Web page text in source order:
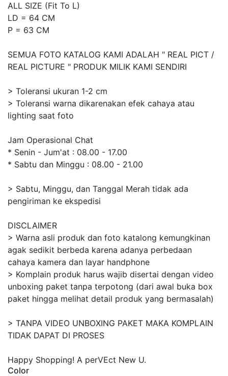
ALL SIZE (Fit To L)
LD = 64 CM
P = 63 CM
SEMUA FOTO KATALOG KAMI ADALAH " REAL PICT /
REAL PICTURE " PRODUK MILIK KAMI SENDIRI
> Toleransi ukuran 1-2 cm
> Toleransi warna dikarenakan efek cahaya atau
lighting saat foto
Jam Operasional Chat
* Senin - Jum'at : 08.00 - 17.00
* Sabtu dan Minggu : 08.00 - 21.00
> Sabtu, Minggu, dan Tanggal Merah tidak ada
pengiriman ke ekspedisi
DISCLAIMER
> Warna asli produk dan foto katalong kemungkinan
agak sedikit berbeda karena adanya perbedaan
cahaya kamera dan layar handphone
> Komplain produk harus wajib disertai dengan video
unboxing paket tanpa terpotong (dari awal buka box
paket hingga melihat detail produk yang bermasalah)
> TANPA VIDEO UNBOXING PAKET MAKA KOMPLAIN
TIDAK DAPAT DI PROSES
Happy Shopping! A perVEct New U.
Color